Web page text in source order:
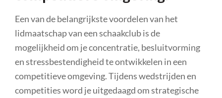
Een van de belangrijkste voordelen van het
lidmaatschap van een schaakclub is de
mogelijkheid om je concentratie, besluitvorming
en stressbestendigheid te ontwikkelen in een
competitieve omgeving. Tijdens wedstrijden en
competities word je uitgedaagd om strategische